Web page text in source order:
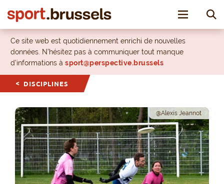
Toggle
Ce site web est quotidiennement enrichi de nouvelles
données. N’hésitez pas à communiquer tout manque
d’informations à sport@perspective.brussels
DISCIPLINES
@Alexis Jeannot